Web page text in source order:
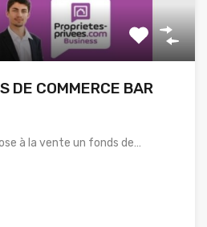
DE COMMERCE BAR
à la vente un fonds de…